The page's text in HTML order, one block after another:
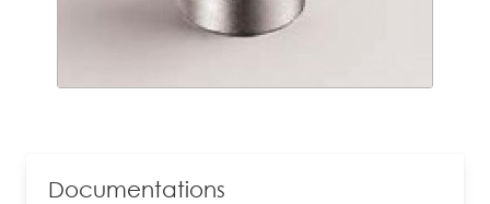
Documentations